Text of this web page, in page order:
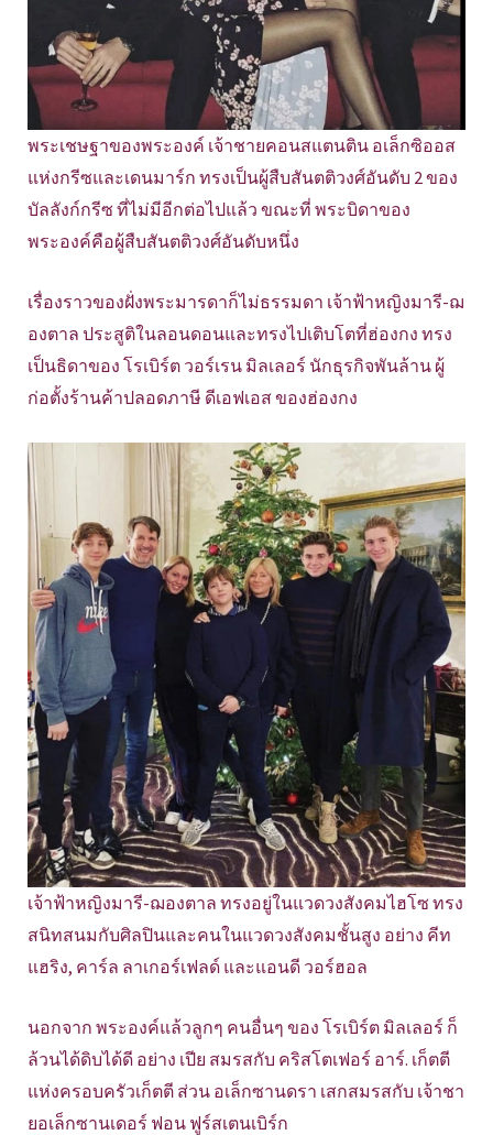
พระเชษฐาของพระองค์ เจ้าชายคอนสแตนติน อเล็กซิออส
แห่งกรีซและเดนมาร์ก ทรงเป็นผู้สืบสันตติวงศ์อันดับ 2 ของ
บัลลังก์กรีซ ที่ไม่มีอีกต่อไปแล้ว ขณะที่ พระบิดาของ
พระองค์คือผู้สืบสันตติวงศ์อันดับหนึ่ง
เรื่องราวของฝั่งพระมารดาก็ไม่ธรรมดา เจ้าฟ้าหญิงมารี-ฌ
องตาล ประสูติในลอนดอนและทรงไปเติบโตที่ฮ่องกง ทรง
เป็นธิดาของ โรเบิร์ต วอร์เรน มิลเลอร์ นักธุรกิจพันล้าน ผู้
ก่อตั้งร้านค้าปลอดภาษี ดีเอฟเอส ของฮ่องกง
เจ้าฟ้าหญิงมารี-ฌองตาล ทรงอยู่ในแวดวงสังคมไฮโซ ทรง
สนิทสนมกับศิลปินและคนในแวดวงสังคมชั้นสูง อย่าง คีท
แฮริง, คาร์ล ลาเกอร์เฟลด์ และแอนดี วอร์ฮอล
นอกจาก พระองค์แล้วลูกๆ คนอื่นๆ ของ โรเบิร์ต มิลเลอร์ ก็
ล้วนได้ดิบได้ดี อย่าง เปีย สมรสกับ คริสโตเฟอร์ อาร์. เก็ตตี
แห่งครอบครัวเก็ตตี ส่วน อเล็กซานดรา เสกสมรสกับ เจ้าชา
ยอเล็กซานเดอร์ ฟอน ฟูร์สเตนเบิร์ก